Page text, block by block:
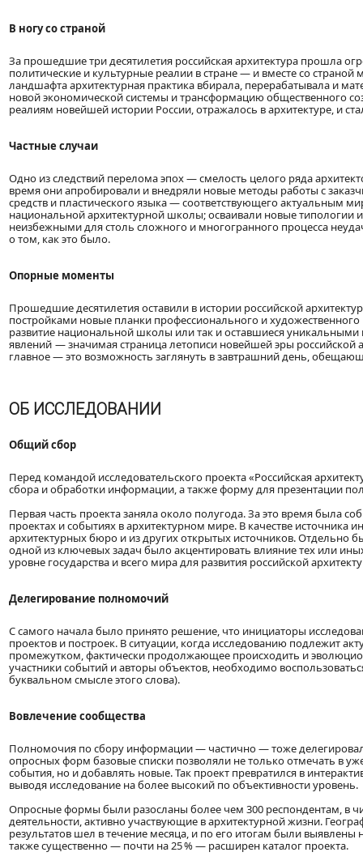
В ногу со страной
За прошедшие три десятилетия российская архитектура прошла
политические и культурные реалии в стране — и вместе со
ландшафта архитектурная практика вбирала, перерабатывала и
новой экономической системы и трансформацию общественного
реалиям новейшей истории России, отражалось в архитектуре, и
Частные случаи
Одно из следствий перелома эпох — смелость целого ряда
время они апробировали и внедряли новые методы работы с
средств и пластического языка — соответствующего актуальным
национальной архитектурной школы; осваивали новые типологии
неизбежными для столь сложного и многогранного процесса
о том, как это было.
Опорные моменты
Прошедшие десятилетия оставили в истории российской
постройками новые планки профессионального и
развитие национальной школы или так и оставшиеся уникальными
явлений — значимая страница летописи новейшей эры
главное — это возможность заглянуть в завтрашний день,
ОБ ИССЛЕДОВАНИИ
Общий сбор
Перед командой исследовательского проекта «Российская
сбора и обработки информации, а также форму для презентации
Первая часть проекта заняла около полугода. За это время была
проектах и событиях в архитектурном мире. В качестве
архитектурных бюро и из других открытых источников. Отдельно
одной из ключевых задач было акцентировать влияние тех или
уровне государства и всего мира для развития российской
Делегирование полномочий
С самого начала было принято решение, что инициаторы
проектов и построек. В ситуации, когда исследованию подлежит
промежутком, фактически продолжающее происходить и
участники событий и авторы объектов, необходимо
буквальном смысле этого слова).
Вовлечение сообщества
Полномочия по сбору информации — частично — тоже
опросных форм базовые списки позволяли не только отмечать в
события, но и добавлять новые. Так проект превратился в
выводя исследование на более высокий по объективности уровень.
Опросные формы были разосланы более чем 300 респондентам, в
деятельности, активно участвующие в архитектурной жизни.
результатов шел в течение месяца, и по его итогам были
также существенно — почти на 25 % — расширен каталог проекта.